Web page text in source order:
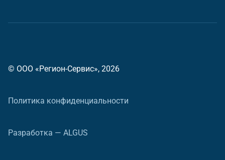
© ООО «Регион-Сервис», 2026
Политика конфиденциальности
Разработка — ALGUS